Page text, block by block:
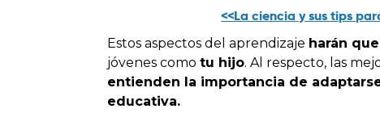
<<La ciencia y sus tips
Estos aspectos del aprendizaje harán
jóvenes como tu hijo. Al respecto, las
entienden la importancia de
educativa.